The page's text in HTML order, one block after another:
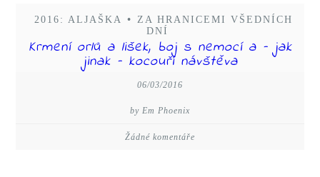
2016: ALJAŠKA •
ZA HRANICEMI VŠEDNÍCH
DNÍ
Krmení orlů a lišek, boj s nemocí a – jak
jinak – kocouří návštěva
06/03/2016
by Em Phoenix
Žádné komentáře